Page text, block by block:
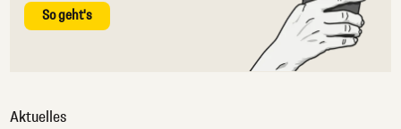
So geht's
Aktuelles